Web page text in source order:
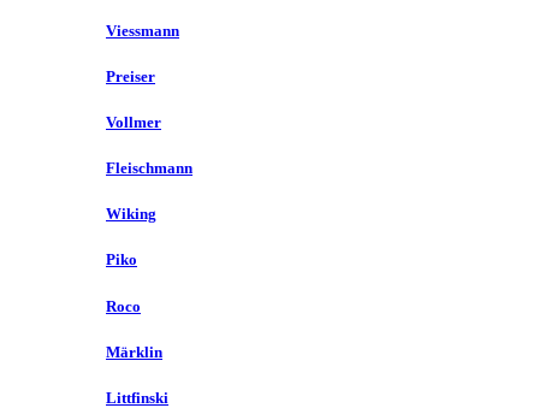
Viessmann
Preiser
Vollmer
Fleischmann
Wiking
Piko
Roco
Märklin
Littfinski